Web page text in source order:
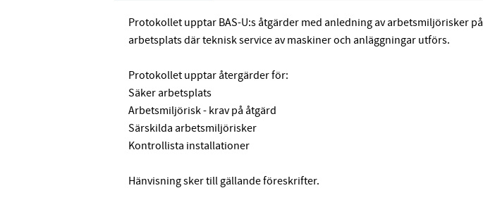
Protokollet upptar BAS-U:s åtgärder med anledning av arbetsmiljörisker på
arbetsplats där teknisk service av maskiner och anläggningar utförs.
Protokollet upptar återgärder för:
Säker arbetsplats
Arbetsmiljörisk - krav på åtgärd
Särskilda arbetsmiljörisker
Kontrollista installationer
Hänvisning sker till gällande föreskrifter.